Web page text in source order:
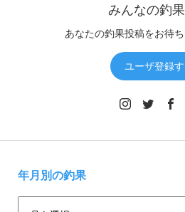
みんなの釣
あなたの釣果投稿をお待
ユーザ登録す
年月別の釣果